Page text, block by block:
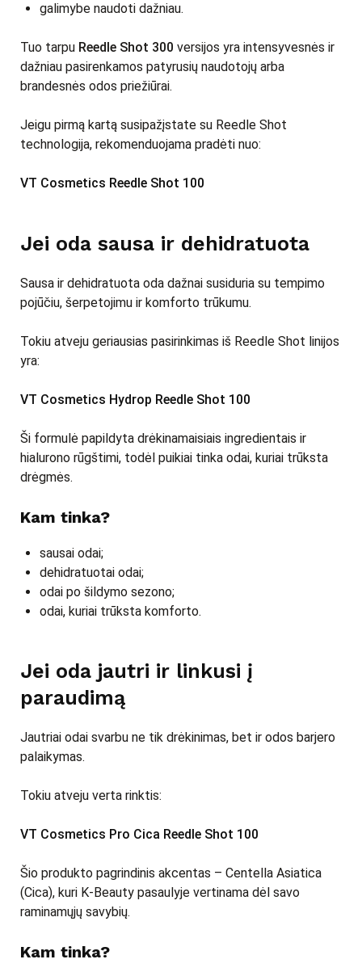
galimybe naudoti dažniau.
Tuo tarpu Reedle Shot 300 versijos yra intensyvesnės ir
dažniau pasirenkamos patyrusių naudotojų arba
brandesnės odos priežiūrai.
Jeigu pirmą kartą susipažįstate su Reedle Shot
technologija, rekomenduojama pradėti nuo:
VT Cosmetics Reedle Shot 100
Jei oda sausa ir dehidratuota
Sausa ir dehidratuota oda dažnai susiduria su tempimo
pojūčiu, šerpetojimu ir komforto trūkumu.
Tokiu atveju geriausias pasirinkimas iš Reedle Shot linijos
yra:
VT Cosmetics Hydrop Reedle Shot 100
Ši formulė papildyta drėkinamaisiais ingredientais ir
hialurono rūgštimi, todėl puikiai tinka odai, kuriai trūksta
drėgmės.
Kam tinka?
sausai odai;
dehidratuotai odai;
odai po šildymo sezono;
odai, kuriai trūksta komforto.
Jei oda jautri ir linkusi į
paraudimą
Jautriai odai svarbu ne tik drėkinimas, bet ir odos barjero
palaikymas.
Tokiu atveju verta rinktis:
VT Cosmetics Pro Cica Reedle Shot 100
Šio produkto pagrindinis akcentas – Centella Asiatica
(Cica), kuri K-Beauty pasaulyje vertinama dėl savo
raminamųjų savybių.
Kam tinka?